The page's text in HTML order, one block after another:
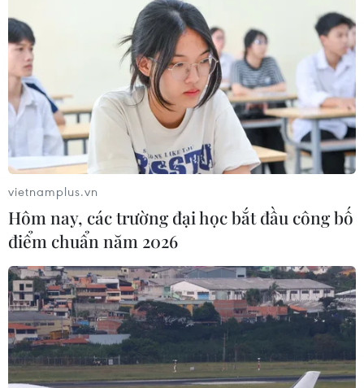
#Tin tức mới nhất
#Tin tức 24h
#Tin tức mới nhất trong ngày
#Tin tức thời sự
#Tin tức hot
#Tin tức an ninh #Tin tức hot
#An ninh
#An ninh Nghệ An
#Thời sự
#Thời sự hôm nay
#Bản tin thời sự
#Tội phạm
#Truy nã
#Tội phạm hình sự
#Hình sự #Công an
#Vụ án
#Phạm pháp
#Pháp luật #Pháp đình
#Xã hội
#An ninh xã hội
#Plus
Theo dõi VietnamPlus
vietnamplus.vn
Hôm nay, các trường đại học bắt đầu công bố
điểm chuẩn năm 2026